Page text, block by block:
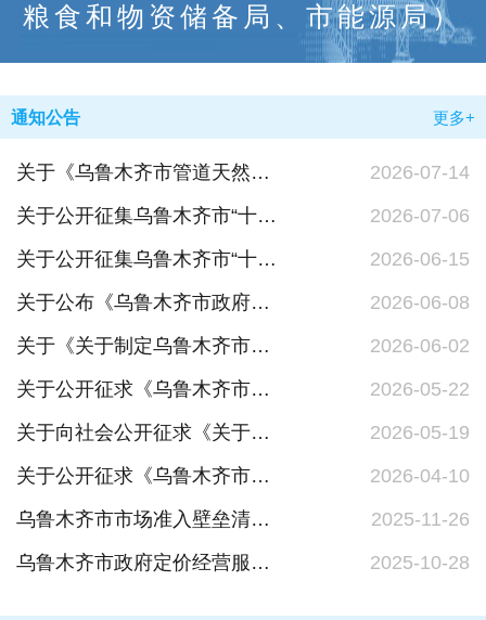
粮食和物资储备局、市能源局）
通知公告 更多+
关于《乌鲁木齐市管道天然气销售价格联动调整方案（征求意见稿）》公开征求意见 采纳情况的公示
2026-07-14
关于公开征集乌鲁木齐市“十五五”循环经济发展规划意见建议的通知
2026-07-06
关于公开征集乌鲁木齐市“十五五”能源发展规划意见建议的通知
2026-06-15
关于公布《乌鲁木齐市政府采购领域信息主动公开标准目录》《乌鲁木齐市工程建设项目招标投标领域信息主动公开标准目录》公开征求意见结果的公告
2026-06-08
关于《关于制定乌鲁木齐市遗体防腐、遗体告别殡仪服务基础项目收费标准的通知》（征求意见稿）公开征求意见采纳情况的公示
2026-06-02
关于公开征求《乌鲁木齐市政府采购领域信息主动公开标准目录》《乌鲁木齐市工程建设项目领域招标投标领域信息主动公开标准目录》意见建议的公告
2026-05-22
关于向社会公开征求《关于制定乌鲁木齐市遗体防腐、遗体告别殡仪服务基础项目收费标准的通知》（征求意见稿）意见建议的公告
2026-05-19
关于公开征求《乌鲁木齐市管道天然气销售价格联动调整方案（征求意见稿）》意见的公告
2026-04-10
乌鲁木齐市市场准入壁垒清理整治行动问题线索征集公告
2025-11-26
乌鲁木齐市政府定价经营服务性收费目录清单（2025版）
2025-10-28